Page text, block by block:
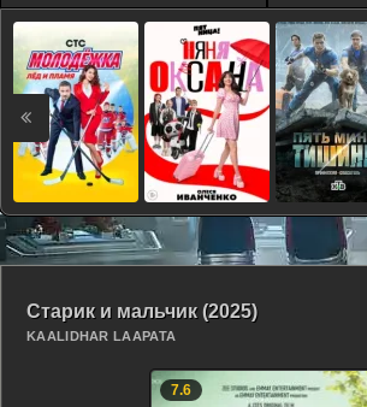
Старик и мальчик (2025)
KAALIDHAR LAAPATA
7.6